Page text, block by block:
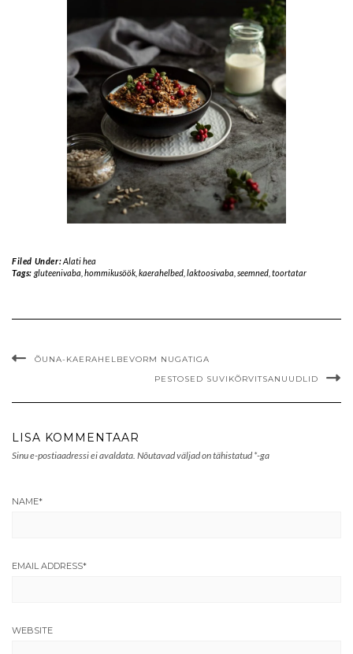
Filed Under:Alati hea
Tags: gluteenivaba hommikusöök, kaerahelbed, laktoosivaba seemned, toortatar
ÕUNA-KAERAHELBEVORM NUGATIGA
PESTOSED SUVIKÕRVITSANUUDLID
LISA KOMMENTAAR
Sinu e-postiaadressi ei avaldata. Nõutavad väljad on tähistatud *-ga
NAME*
EMAIL ADDRESS*
WEBSITE